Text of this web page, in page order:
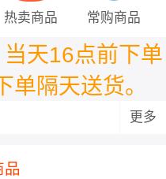
热卖商品 常购商品
当天16点前下单
隔天送货。
更多
品